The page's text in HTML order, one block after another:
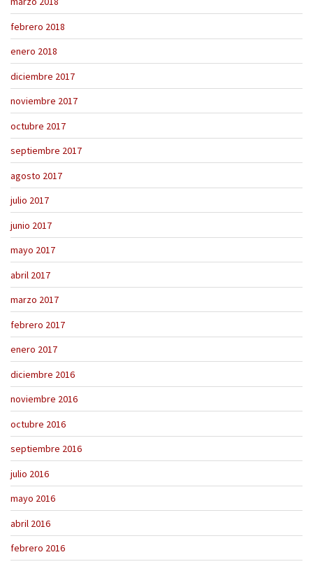
febrero 2018
enero 2018
diciembre 2017
noviembre 2017
octubre 2017
septiembre 2017
agosto 2017
julio 2017
junio 2017
mayo 2017
abril 2017
marzo 2017
febrero 2017
enero 2017
diciembre 2016
noviembre 2016
octubre 2016
septiembre 2016
julio 2016
mayo 2016
abril 2016
febrero 2016